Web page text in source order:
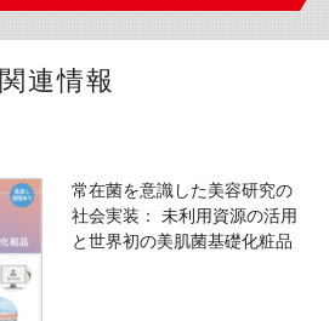
関連情報
常在菌を意識した美容研究の
社会実装： 未利用資源の活用
と世界初の美肌菌基礎化粧品